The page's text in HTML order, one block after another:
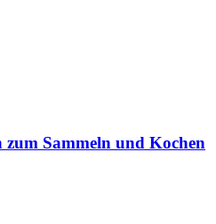
Sammeln und Kochen